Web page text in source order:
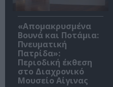
«Απομακρυσμένα
Βουνά και Ποτάμια:
Πνευματική
Πατρίδα»:
Περιοδική έκθεση
στο Διαχρονικό
Μουσείο Αίγινας